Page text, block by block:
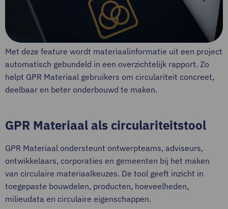
Met deze feature wordt materiaalinformatie uit een project
automatisch gebundeld in een overzichtelijk rapport. Zo
helpt GPR Materiaal gebruikers om circulariteit concreet,
deelbaar en beter onderbouwd te maken.
GPR Materiaal als circulariteitstool
GPR Materiaal ondersteunt ontwerpteams, adviseurs,
ontwikkelaars, corporaties en gemeenten bij het maken
van circulaire materiaalkeuzes. De tool geeft inzicht in
toegepaste bouwdelen, producten, hoeveelheden,
milieudata en circulaire eigenschappen.